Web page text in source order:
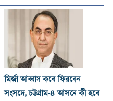
মির্জা আব্বাস কবে ফিরবেন
সংসদে, চট্টগ্রাম-৪ আসনে কী হবে